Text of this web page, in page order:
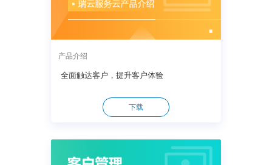
产品介绍
全面触达客户，提升客户体验
下载